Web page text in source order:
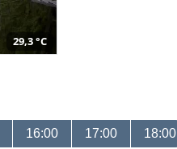
29,3 °C
16:00 17:00 18:00